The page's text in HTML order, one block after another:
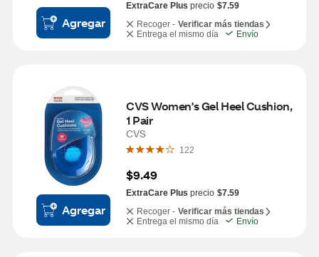
Agregar
ExtraCare Plus precio $7.59
Recoger - Verificar más tiendas
Entrega el mismo día
Envío
Agregar
CVS Women's Gel Heel Cushion,
1 Pair
CVS
122
$9.49
ExtraCare Plus precio $7.59
Recoger - Verificar más tiendas
Entrega el mismo día
Envío